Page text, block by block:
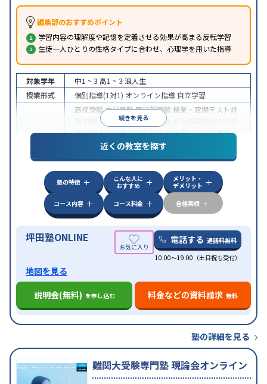
編集部のおすすめポイント
学習内容の理解度や記憶を定着させる効果が高まる反転学習
生徒一人ひとりの性格タイプに合わせ、心理学を用いた指導
続きを見る
対象学年 中1 ~ 3 高1 ~ 3 浪人生
授業形式
個別指導(1対1) オンライン指導 自立学習
高校受験大学受験医学部受験 授業・定期テスト対
内申点対策学習習慣の定着
策推薦入試対策学校別特化対策国公立大対策私大
共通テスト対策英検(英語検定)対策
その
特徴
中高一貫校生に対応授業の振替可能 不登校生に対
学習にPC・タブレットを利用オンライン対応
科目から受講可能季節講習のみの受講可発達障害
の子どもに対応
近くの教室を探す
塾の特徴
こんな人に
おすすめ
メリット・
デメリット
コース内容
コース料金 合格実績
坪田塾ONLINE 電話する 通話料無料
10:00～19:00（土日祝も受付）
地図を見る
説明会(無料) を申し込む 料金などの資料請求 無料
塾の詳細を見る
難関大受験専門塾 現論会オンライン